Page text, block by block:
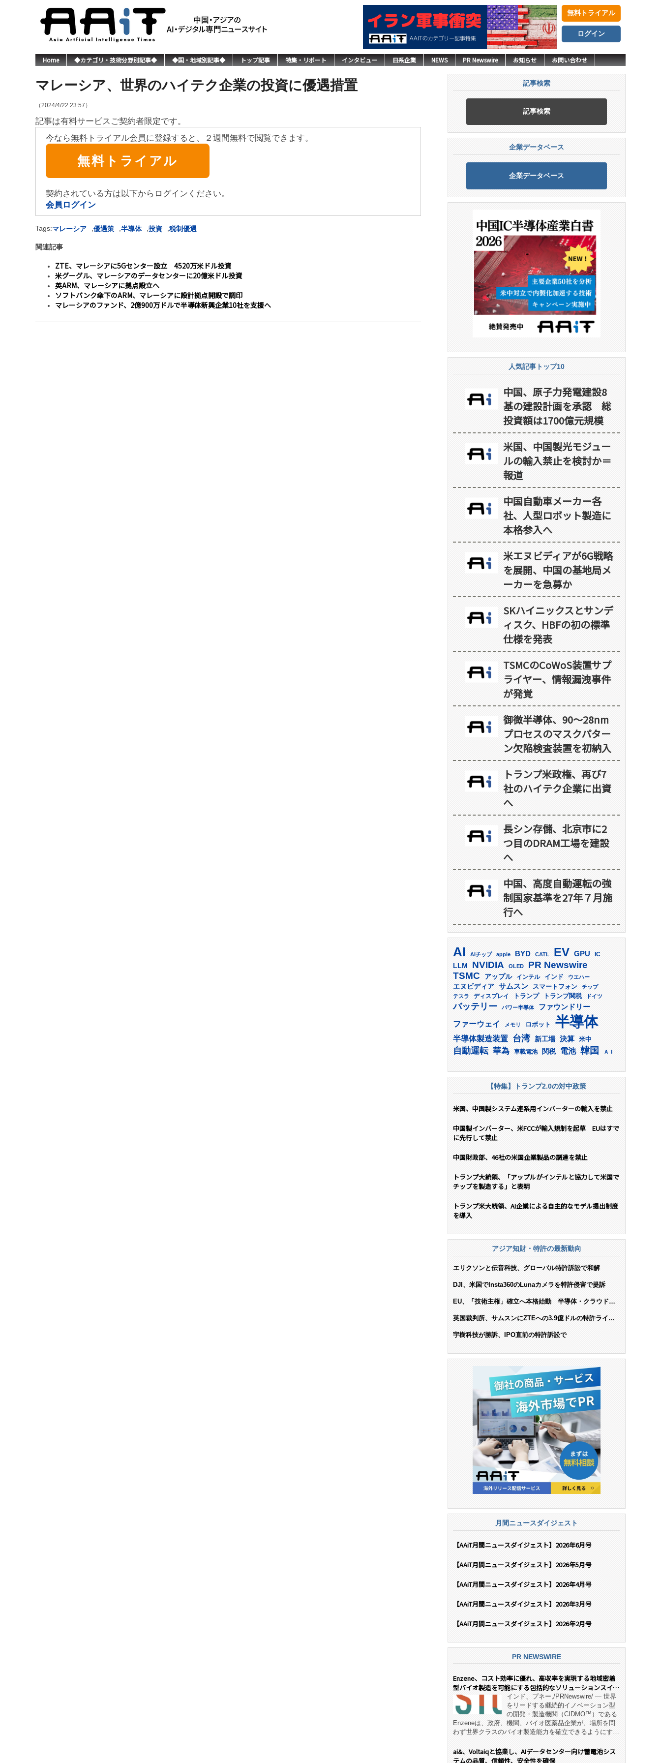
無料トライアル
ログイン
Home ◆カテゴリ・技術分野別記事◆ ◆国・地域別記事◆ トップ記事 特集・リポート インタビュー 日系企業 NEWS PR Newswire お知らせ お問い合わせ
マレーシア、世界のハイテク企業の投資に優遇措置
（2024/4/22 23:57）
記事は有料サービスご契約者限定です。
今なら無料トライアル会員に登録すると、２週間無料で閲覧できます。
無料トライアル
契約されている方は以下からログインください。
会員ログイン
Tags:マレーシア 優遇策 半導体 投資 税制優遇
関連記事
ZTE、マレーシアに5Gセンター設立 4520万米ドル投資
米グーグル、マレーシアのデータセンターに20億米ドル投資
英ARM、マレーシアに拠点設立へ
ソフトバンク傘下のARM、マレーシアに設計拠点開設で調印
マレーシアのファンド、2億900万ドルで半導体新興企業10社を支援へ
記事検索
記事検索
企業データベース
企業データベース
人気記事トップ10
中国、原子力発電建設8
基の建設計画を承認 総
投資額は1700億元規模
米国、中国製光モジュー
ルの輸入禁止を検討か＝
報道
中国自動車メーカー各
社、人型ロボット製造に
本格参入へ
米エヌビディアが6G戦略
を展開、中国の基地局メ
ーカーを急募か
SKハイニックスとサンデ
ィスク、HBFの初の標準
仕様を発表
TSMCのCoWoS装置サプ
ライヤー、情報漏洩事件
が発覚
御微半導体、90～28nm
プロセスのマスクパター
ン欠陥検査装置を初納入
トランプ米政権、再び7
社のハイテク企業に出資
へ
長シン存儲、北京市に2
つ目のDRAM工場を建設
へ
中国、高度自動運転の強
制国家基準を27年７月施
行へ
AI AIチップ apple BYD CATL EV GPU IC
LLM NVIDIA OLED PR Newswire
TSMC アップル インテル インド ウエハー
エヌビディア サムスン スマートフォン
チップ
テスラ
ディスプレイ トランプ トランプ関税 ドイツ
バッテリー パワー半導体 ファウンドリー
ファーウェイ メモリ ロボット 半導体
半導体製造装置 台湾 新工場 決算 米中
自動運転 華為 車載電池 関税 電池 韓国 ＡＩ
【特集】トランプ2.0の対中政策
米国、中国製システム連系用インバーターの輸入を禁止
中国製インバーター、米FCCが輸入規制を起草 EUはすで
に先行して禁止
中国財政部、46社の米国企業製品の調達を禁止
トランプ大統領、「アップルがインテルと協力して米国で
チップを製造する」と表明
トランプ米大統領、AI企業による自主的なモデル提出制度
を導入
アジア知財・特許の最新動向
エリクソンと伝音科技、グローバル特許訴訟で和解
DJI、米国でInsta360のLunaカメラを特許侵害で提訴
EU、「技術主権」確立へ本格始動 半導体・クラウド・
英国裁判所、サムスンにZTEへの3.9億ドルの特許ライセ
宇樹科技が勝訴、IPO直前の特許訴訟で
月間ニュースダイジェスト
【AAiT月間ニュースダイジェスト】2026年6月号
【AAiT月間ニュースダイジェスト】2026年5月号
【AAiT月間ニュースダイジェスト】2026年4月号
【AAiT月間ニュースダイジェスト】2026年3月号
【AAiT月間ニュースダイジェスト】2026年2月号
PR NEWSWIRE
Enzene、コスト効率に優れ、高収率を実現する地域密着
型バイオ製造を可能にする包括的なソリューションスイー
ト「NeX™」 をリリースインド、プネー,/PRNewswire/ — 世界
をリードする継続的イノベーション型
の開発・製造機関（CIDMO™）である
Enzeneは、政府、機関、バイオ医薬品企業が、場所を問
わず世界クラスのバイオ製造能力を確立できるようにす
デル「NeX™」の立ち上げを発表しました。 同社の実績
あるEnzeneX® fully‑connected continuous
ai&、Voltaiqと協業し、AIデータセンター向け蓄電池シス
テムの品質、信頼性、安全性を確保